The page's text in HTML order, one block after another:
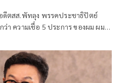
ตสส.พัทลุง พรรคประชาธิปัตย์
า ความเชื่อ 5 ประการ ของผม ผม